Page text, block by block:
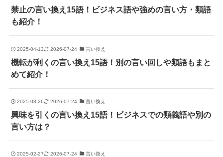
禁止の言い換え15語！ビジネス語や強めの言い方・類語
も紹介！
2025-04-13 2026-07-24 言い換え
機転が利くの言い換え15語！別の言い回しや類語もまと
めて紹介！
2025-03-26 2026-07-24 言い換え
興味を引くの言い換え15語！ビジネスでの類義語や別の
言い方は？
2025-02-27 2026-07-24 言い換え